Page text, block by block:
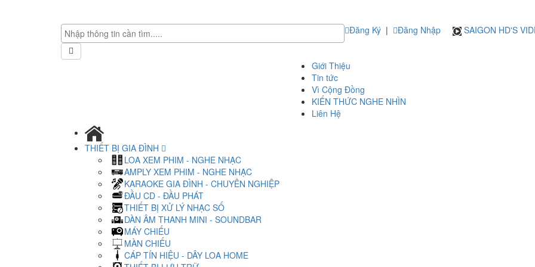
Đăng Ký | Đăng Nhập SAIGON HD'S
Giới Thiệu
Tin tức
Vì Cộng Đồng
KIẾN THỨC NGHE NHÌN
Liên Hệ
THIẾT BỊ GIA ĐÌNH
LOA XEM PHIM - NGHE NHẠC
AMPLY XEM PHIM - NGHE NHẠC
KARAOKE GIA ĐÌNH - CHUYÊN NGHIỆP
ĐẦU CD - ĐẦU PHÁT
THIẾT BỊ XỬ LÝ NHẠC SỐ
DÀN ÂM THANH MINI - SOUNDBAR
MÁY CHIẾU
MÀN CHIẾU
CÁP TÍN HIỆU - DÂY LOA HOME